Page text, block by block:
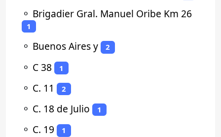
⚬ Brigadier Gral. Manuel Oribe Km 26
1
⚬ Buenos Aires y 2
⚬ C 38 1
⚬ C. 11 2
⚬ C. 18 de Julio 1
⚬ C. 19 1